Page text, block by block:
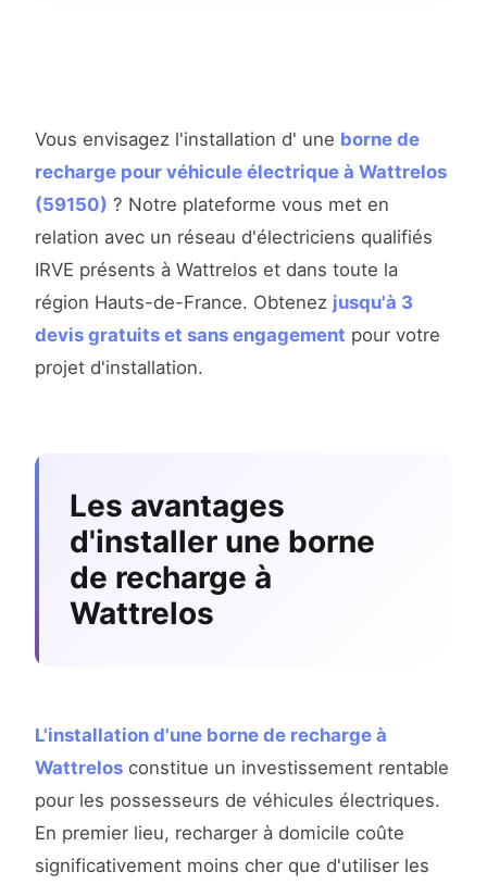
Vous envisagez l'installation d' une borne de
recharge pour véhicule électrique à Wattrelos
(59150) ? Notre plateforme vous met en
relation avec un réseau d'électriciens qualifiés
IRVE présents à Wattrelos et dans toute la
région Hauts-de-France. Obtenez jusqu'à 3
devis gratuits et sans engagement pour votre
projet d'installation.
Les avantages
d'installer une borne
de recharge à
Wattrelos
L'installation d'une borne de recharge à
Wattrelos constitue un investissement rentable
pour les possesseurs de véhicules électriques.
En premier lieu, recharger à domicile coûte
significativement moins cher que d'utiliser les